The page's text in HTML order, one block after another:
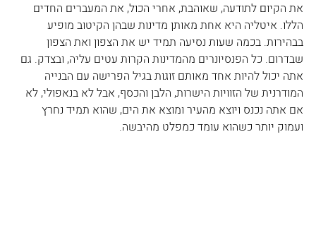
את הקיום לתודעה, שאוהבת, אחרי הכול, את המעברים החדים
הללו. איטליה היא אחת מאותן מדינות שבהן הקיטוב מופיע
בבהירות. בכמה שעות נסיעה תמיד יש את הצפון ואת הצפון
שבדרום. כל הפנסיונרים מהמדינות הקרות עטים עליה, ובצדק. גם
אתה יכול להיות אחד מאותם זוגות בגיל הפרישה עם הבנייה
המודרנית של הזוויות הישרות, הלבן והכסף, אבל לא בנאפולי, לא
אם אתה נכנס ויוצא מהעיר ומוצא את הים, שהוא תמיד נחרץ
ועמוק יותר כשהוא עומד כמפלט מהיבשה.